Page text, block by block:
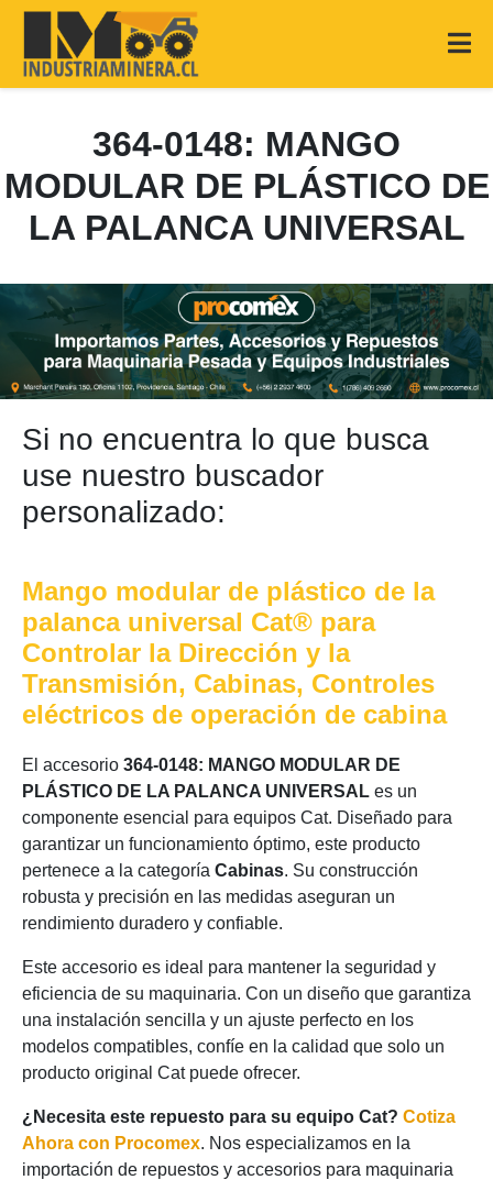
364-0148: MANGO
MODULAR DE PLÁSTICO DE
LA PALANCA UNIVERSAL
Si no encuentra lo que busca
use nuestro buscador
personalizado:
Mango modular de plástico de la
palanca universal Cat® para
Controlar la Dirección y la
Transmisión, Cabinas, Controles
eléctricos de operación de cabina
El accesorio 364-0148: MANGO MODULAR DE
PLÁSTICO DE LA PALANCA UNIVERSAL es un
componente esencial para equipos Cat. Diseñado para
garantizar un funcionamiento óptimo, este producto
pertenece a la categoría Cabinas. Su construcción
robusta y precisión en las medidas aseguran un
rendimiento duradero y confiable.
Este accesorio es ideal para mantener la seguridad y
eficiencia de su maquinaria. Con un diseño que garantiza
una instalación sencilla y un ajuste perfecto en los
modelos compatibles, confíe en la calidad que solo un
producto original Cat puede ofrecer.
¿Necesita este repuesto para su equipo Cat? Cotiza
Ahora con Procomex. Nos especializamos en la
importación de repuestos y accesorios para maquinaria